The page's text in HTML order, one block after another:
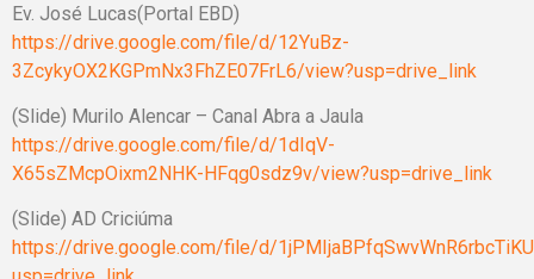
Ev. José Lucas(Portal EBD)
https://drive.google.com/file/d/12YuBz-
3ZcykyOX2KGPmNx3FhZE07FrL6/view?usp=drive_link
(Slide) Murilo Alencar – Canal Abra a Jaula
https://drive.google.com/file/d/1dIqV-
X65sZMcpOixm2NHK-HFqg0sdz9v/view?usp=drive_link
(Slide) AD Criciúma
https://drive.google.com/file/d/